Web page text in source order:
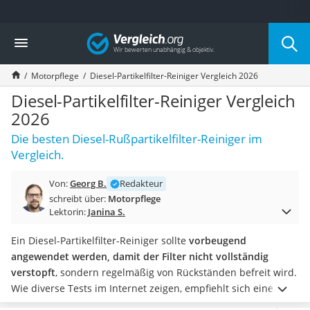
Die beliebtesten Vergleiche nach Kategorie
Auto & Motor
Fahrradträger-Anhängerkupplung (4 Fahrräder)
Fahrradträger
Fahrradträger (Anhängerkupplung)
Fahrradträger 3 Fahrräder
Benzinkanister (20 l)
Dashcam
Fahrradträger E-Bike
Marderschreck
Wagenheber 3t
AGM-Batterie Wohnmobil
Thule-Fahrradträger
FM-Transmitter
Sommerreifen 205/55 R16
Autobatterie-Ladegerät
Starthilfe mit Kompressor
Vergleich
Motorpflege Diesel-Partikelfilter-Reiniger Vergleich 2026
Diesel-Partikelfilter-Reiniger Vergleich
2026
Die besten Diesel-Rußpartikelfilter-Reiniger im
Vergleich.
Von:Georg B.
Redakteur
schreibt über: Motorpflege
Lektorin: Janina S.
Ein Diesel-Partikelfilter-Reiniger sollte vorbeugend
angewendet werden, damit der Filter nicht vollständig
verstopft, sondern regelmäßig von Rückständen befreit wird.
Wie diverse Tests im Internet zeigen, empfiehlt sich eine
jährliche Anwendung des Reinigungsmittels. Auch das